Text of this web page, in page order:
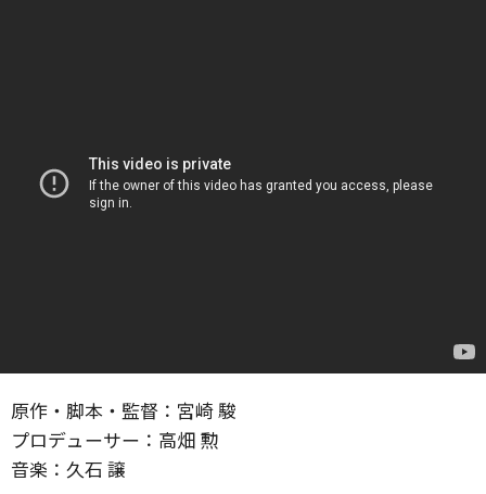
原作・脚本・監督：宮崎 駿
プロデューサー：高畑 勲
音楽：久石 譲